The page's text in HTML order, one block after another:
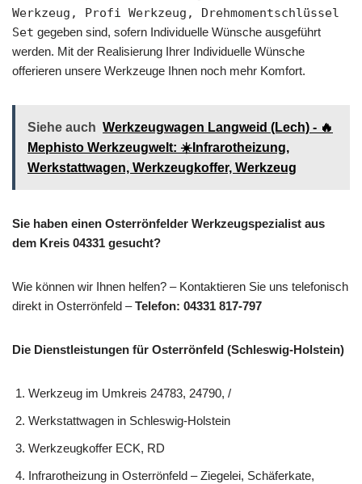
Werkzeug, Profi Werkzeug, Drehmomentschlüssel
Set gegeben sind, sofern Individuelle Wünsche ausgeführt
werden. Mit der Realisierung Ihrer Individuelle Wünsche
offerieren unsere Werkzeuge Ihnen noch mehr Komfort.
Siehe auch Werkzeugwagen Langweid (Lech) - 🔥
Mephisto Werkzeugwelt: ☀️Infrarotheizung,
Werkstattwagen, Werkzeugkoffer, Werkzeug
Sie haben einen Osterrönfelder Werkzeugspezialist aus
dem Kreis 04331 gesucht?
Wie können wir Ihnen helfen? – Kontaktieren Sie uns telefonisch
direkt in Osterrönfeld –Telefon: 04331 817-797
Die Dienstleistungen für Osterrönfeld (Schleswig-Holstein)
Werkzeug im Umkreis 24783, 24790, /
Werkstattwagen in Schleswig-Holstein
Werkzeugkoffer ECK, RD
Infrarotheizung in Osterrönfeld – Ziegelei, Schäferkate,